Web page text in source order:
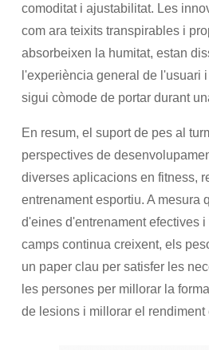
comoditat i ajustabilitat. Les
com ara teixits transpirables i
absorbeixen la humitat, estan
l'experiència general de l'usuari
sigui còmode de portar durant
En resum, el suport de pes al
perspectives de
diverses aplicacions en fitness,
entrenament esportiu. A mesura
d'eines d'entrenament efectives
camps continua creixent, els
un paper clau per satisfer les
les persones per millorar la
de lesions i millorar el rendiment